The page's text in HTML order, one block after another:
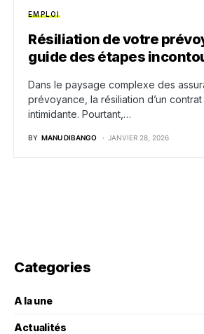
EMPLOI
Résiliation de votre
guide des étapes
Dans le paysage complexe des
prévoyance, la résiliation d’un
intimidante. Pourtant,…
BY MANU DIBANGO JANVIER 28, 2026
Categories
A la une
Actualités